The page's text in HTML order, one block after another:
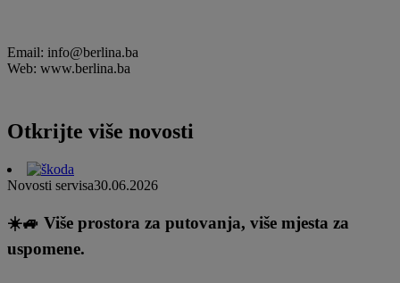
Email: info@berlina.ba
Web: www.berlina.ba
Otkrijte više novosti
Novosti servisa30.06.2026
☀️🚙 Više prostora za putovanja, više mjesta za
uspomene.